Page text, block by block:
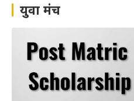
युवा मंच